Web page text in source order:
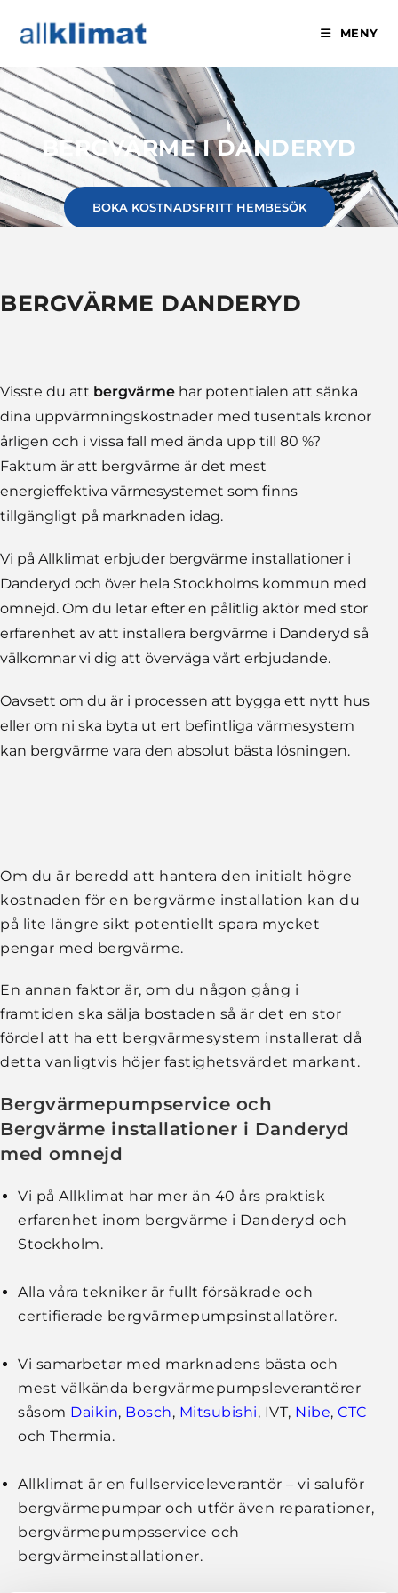
MENY
BERGVÄRME I DANDERYD
BOKA KOSTNADSFRITT HEMBESÖK
BERGVÄRME DANDERYD
Visste du att bergvärme har potentialen att sänka
dina uppvärmningskostnader med tusentals kronor
årligen och i vissa fall med ända upp till 80 %?
Faktum är att bergvärme är det mest
energieffektiva värmesystemet som finns
tillgängligt på marknaden idag.
Vi på Allklimat erbjuder bergvärme installationer i
Danderyd och över hela Stockholms kommun med
omnejd. Om du letar efter en pålitlig aktör med stor
erfarenhet av att installera bergvärme i Danderyd så
välkomnar vi dig att överväga vårt erbjudande.
Oavsett om du är i processen att bygga ett nytt hus
eller om ni ska byta ut ert befintliga värmesystem
kan bergvärme vara den absolut bästa lösningen.
Om du är beredd att hantera den initialt högre
kostnaden för en bergvärme installation kan du
på lite längre sikt potentiellt spara mycket
pengar med bergvärme.
En annan faktor är, om du någon gång i
framtiden ska sälja bostaden så är det en stor
fördel att ha ett bergvärmesystem installerat då
detta vanligtvis höjer fastighetsvärdet markant.
Bergvärmepumpservice och
Bergvärme installationer i Danderyd
med omnejd
Vi på Allklimat har mer än 40 års praktisk
erfarenhet inom bergvärme i Danderyd och
Stockholm.
Alla våra tekniker är fullt försäkrade och
certifierade bergvärmepumpsinstallatörer.
Vi samarbetar med marknadens bästa och
mest välkända bergvärmepumpsleverantörer
såsom Daikin, Bosch, Mitsubishi, IVT, Nibe, CTC
och Thermia.
Allklimat är en fullserviceleverantör – vi saluför
bergvärmepumpar och utför även reparationer,
bergvärmepumpsservice och
bergvärmeinstallationer.